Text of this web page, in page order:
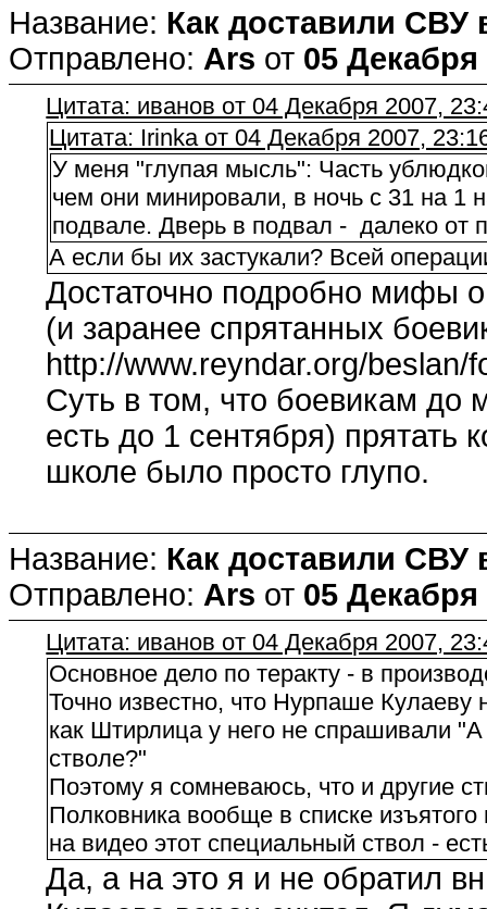
Название: Как доставили СВУ
Отправлено: Ars от 05 Декабря
Цитата: иванов от 04 Декабря 2007,
Цитата: Irinka от 04 Декабря 2007,
У меня "глупая мысль": Часть
чем они минировали, в ночь с 31 на 1
подвале. Дверь в подвал - далеко от
А если бы их застукали? Всей
Достаточно подробно мифы
(и заранее спрятанных
http://www.reyndar.org/
Суть в том, что боевикам до
есть до 1 сентября) прятать
школе было просто глупо.
Название: Как доставили СВУ
Отправлено: Ars от 05 Декабря
Цитата: иванов от 04 Декабря 2007,
Основное дело по теракту - в
Точно известно, что Нурпаше Кулаеву
как Штирлица у него не спрашивали "А
стволе?"
Поэтому я сомневаюсь, что и другие
Полковника вообще в списке
на видео этот специальный ствол -
Да, а на это я и не обратил